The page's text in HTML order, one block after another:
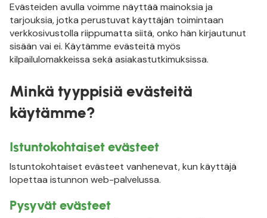
Evästeiden avulla voimme näyttää mainoksia ja
tarjouksia, jotka perustuvat käyttäjän toimintaan
verkkosivustolla riippumatta siitä, onko hän kirjautunut
sisään vai ei. Käytämme evästeitä myös
kilpailulomakkeissa sekä asiakastutkimuksissa.
Minkä tyyppisiä evästeitä
käytämme?
Istuntokohtaiset evästeet
Istuntokohtaiset evästeet vanhenevat, kun käyttäjä
lopettaa istunnon web-palvelussa.
Pysyvät evästeet